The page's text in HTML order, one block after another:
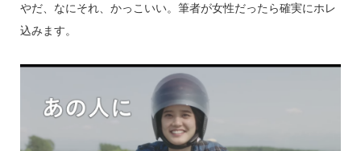
やだ、なにそれ、かっこいい。筆者が女性だったら確実にホレ
込みます。